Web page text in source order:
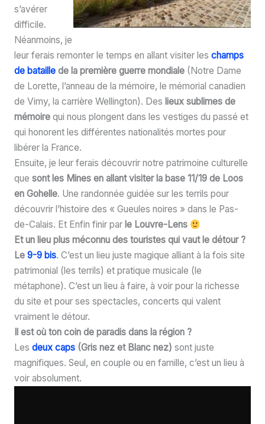
s’avérer
difficile.
Néanmoins, je
leur ferais remonter le temps en allant visiter les champs
de bataillede la première guerre mondiale(Notre Dame
de Lorette, l’anneau de la mémoire, le mémorial canadien
de Vimy, la carrière Wellington). Des lieux sublimes de
mémoirequi nous plongent dans les vestiges du passé et
qui honorent les différentes nationalités mortes pour
libérer la France.
Ensuite, je leur ferais découvrir notre patrimoine culturelle
que sont les Mines en allant visiter la base 11/19 de Loos
en Gohelle. Une randonnée guidée sur les terrils pour
découvrir l’histoire des « Gueules noires » dans le Pas-
de-Calais. Et Enfin finir par le Louvre-Lens
Et un lieu plus méconnu des touristes qui vaut le détour ?
Le 9-9 bis. C’est un lieu juste magique alliant à la fois site
patrimonial (les terrils) et pratique musicale (le
métaphone). C’est un lieu à faire, à voir pour la richesse
du site et pour ses spectacles, concerts qui valent
vraiment le détour.
Il est où ton coin de paradis dans la région ?
Les deux caps(Gris nez et Blanc nez) sont juste
magnifiques. Seul, en couple ou en famille, c’est un lieu à
voir absolument.